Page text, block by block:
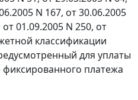
N 167, от 30.06.2005
01.09.2005 N 250, от
классификации
для уплаты
фиксированного платежа